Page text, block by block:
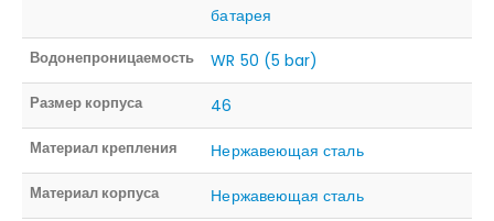
батарея
Водонепроницаемость WR 50 (5 bar)
Размер корпуса 46
Материал крепления Нержавеющая сталь
Материал корпуса Нержавеющая сталь